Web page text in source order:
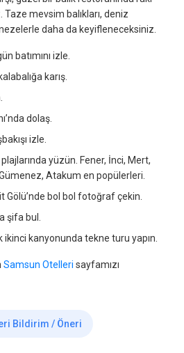
Taze mevsim balıkları, deniz
daha da keyifleneceksiniz.
batımını izle.
karış.
dolaş.
izle.
yüzün. Fener, İnci, Mert,
Atakum en popülerleri.
Gölü’nde bol bol fotoğraf çekin.
şifa bul.
ikinci kanyonunda tekne turu yapın.
Samsun Otelleri sayfamızı
Bildirim / Öneri